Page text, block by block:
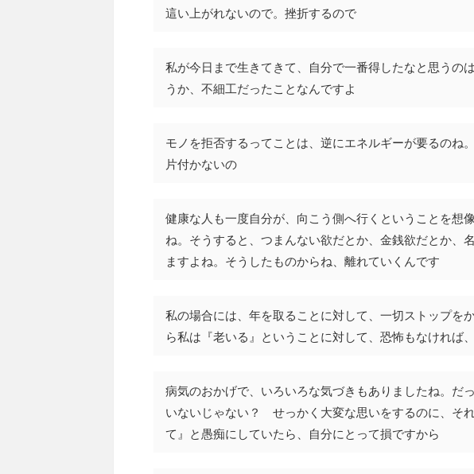
這い上がれないので。挫折するので
私が今日まで生きてきて、自分で一番得したなと思うの
うか、不細工だったことなんですよ
モノを拒否するってことは、逆にエネルギーが要るのね
片付かないの
健康な人も一度自分が、向こう側へ行くということを想
ね。そうすると、つまんない欲だとか、金銭欲だとか、
ますよね。そうしたものからね、離れていくんです
私の場合には、年を取ることに対して、一切ストップを
ら私は『老いる』ということに対して、恐怖もなければ
病気のおかげで、いろいろな気づきもありましたね。だ
いないじゃない？ せっかく大変な思いをするのに、そ
て』と愚痴にしていたら、自分にとって損ですから